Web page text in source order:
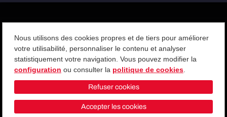
Nous utilisons des cookies propres et de tiers pour améliorer
votre utilisabilité, personnaliser le contenu et analyser
statistiquement votre navigation. Vous pouvez modifier la
configuration ou consulter la politique de cookies.
Accepter les cookies
Refuser cookies
Politique de confidentialité Gestion des Cookies